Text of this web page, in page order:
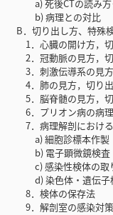
a) 死後CTの読み方
b) 病理との対比
B．切り出し方、特殊
1．心臓の開け方，
2．冠動脈の見方，
3．刺激伝導系の見方
4．肺の見方，切り
5．脳脊髄の見方，
6．プリオン病の病
7．病理解剖におけ
a) 細胞診標本作製
b) 電子顕微鏡検査
c) 感染性検体の取
d) 染色体・遺伝子
8．検体の保存法
9．解剖室の感染対策